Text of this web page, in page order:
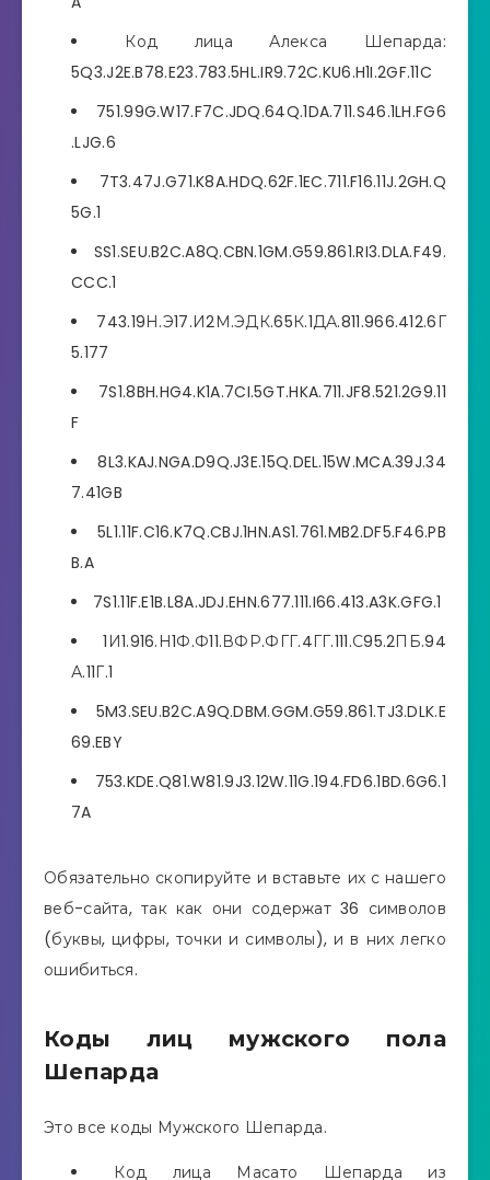
Код лица Алекса Шепарда:
5Q3.J2E.B78.E23.783.5HL.IR9.72C.KU6.H1I.2GF.11C
751.99G.W17.F7C.JDQ.64Q.1DA.711.S46.1LH.FG6
.LJG.6
7T3.47J.G71.K8A.HDQ.62F.1EC.711.F16.11J.2GH.Q
5G.1
SS1.SEU.B2C.A8Q.CBN.1GM.G59.861.RI3.DLA.F49.
CCC.1
743.19Н.Э17.И2М.ЭДК.65К.1ДА.811.966.412.6Г
5.177
7S1.8BH.HG4.K1A.7CI.5GT.HKA.711.JF8.521.2G9.11
F
8L3.KAJ.NGA.D9Q.J3E.15Q.DEL.15W.MCA.39J.34
7.41GB
5L1.11F.C16.K7Q.CBJ.1HN.AS1.761.MB2.DF5.F46.PB
B.A
7S1.11F.E1B.L8A.JDJ.EHN.677.111.I66.413.A3K.GFG.1
1И1.916.Н1Ф.Ф11.ВФР.ФГГ.4ГГ.111.С95.2ПБ.94
А.11Г.1
5M3.SEU.B2C.A9Q.DBM.GGM.G59.861.TJ3.DLK.E
69.EBY
753.KDE.Q81.W81.9J3.12W.11G.194.FD6.1BD.6G6.1
7A
Обязательно скопируйте и вставьте их с нашего
веб-сайта, так как они содержат 36 символов
(буквы, цифры, точки и символы), и в них легко
ошибиться.
Коды лиц мужского пола
Шепарда
Это все коды Мужского Шепарда.
Код лица Масато Шепарда из